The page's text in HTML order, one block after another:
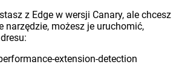
z Edge w wersji Canary, ale chcesz
narzędzie, możesz je uruchomić,
extension-detection